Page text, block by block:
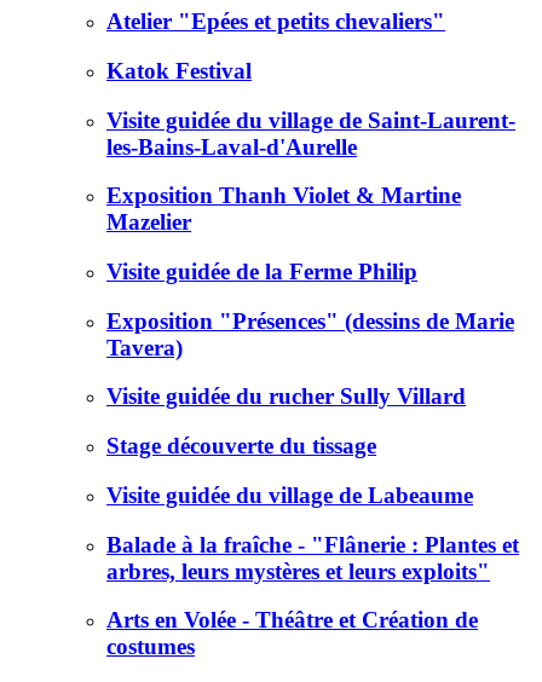
Atelier "Epées et petits chevaliers"
Katok Festival
Visite guidée du village de Saint-Laurent-
les-Bains-Laval-d'Aurelle
Exposition Thanh Violet & Martine
Mazelier
Visite guidée de la Ferme Philip
Exposition "Présences" (dessins de Marie
Tavera)
Visite guidée du rucher Sully Villard
Stage découverte du tissage
Visite guidée du village de Labeaume
Balade à la fraîche - "Flânerie : Plantes et
arbres, leurs mystères et leurs exploits"
Arts en Volée - Théâtre et Création de
costumes